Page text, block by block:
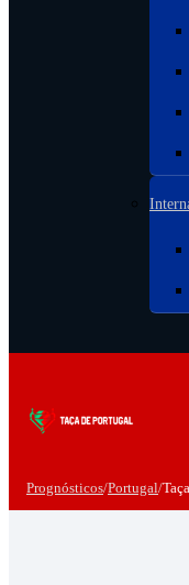
Prognósticos/Portugal/